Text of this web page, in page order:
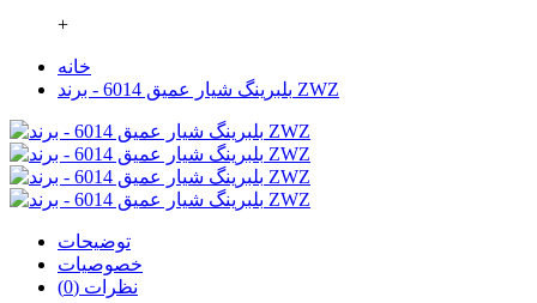
+
خانه
بلبرینگ شیار عمیق 6014 - برند ZWZ
توضیحات
خصوصیات
نظرات (0)